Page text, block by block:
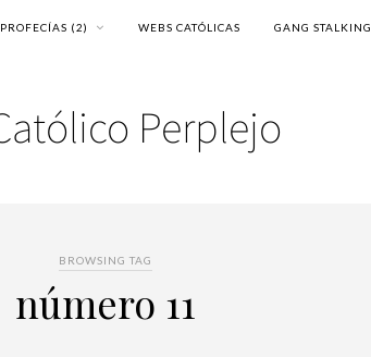
PROFECÍAS (2) WEBS CATÓLICAS GANG STALKING
BROWSING TAG
número 11